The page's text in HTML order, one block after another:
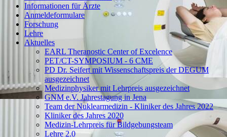
Informationen für Ärzte
Anmeldeformulare
Forschung
Lehre
Aktuelles
EARL Theranostic Center of Excelence
PET/CT-SYMPOSIUM - 6 CME
PD Dr. Seifert mit Wissenschaftspreis der DEGUM
ausgezeichnet
Medizinphysiker mit Lehrpreis ausgezeichnet
GNM e.V. Jahrestagung in Jena
Team der Nuklearmedizin - Kliniker des Jahres 2022
Kliniker des Jahres 2020
Medizin-Lehrpreis für Bildgebungsteam
Lehre 2.0